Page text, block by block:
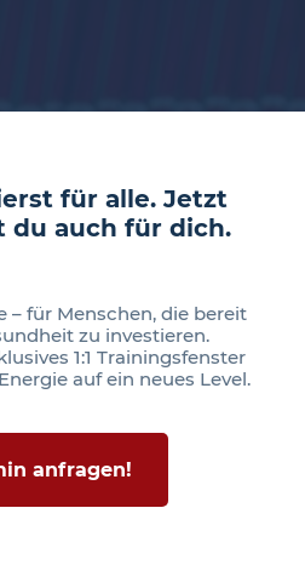
für alle. Jetzt
auch für dich.
– für Menschen, die bereit
zu investieren.
1:1 Trainingsfenster
auf ein neues Level.
anfragen!